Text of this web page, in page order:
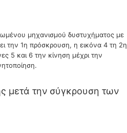
μηχανισμού δυστυχήματος με
την 1η πρόσκρουση, η εικόνα 4 τη 2η
5 και 6 την κίνηση μέχρι την
μετά την σύγκρουση των